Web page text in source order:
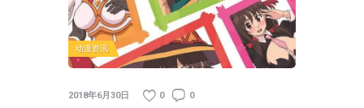
动漫资讯
2018年6月30日 0 0